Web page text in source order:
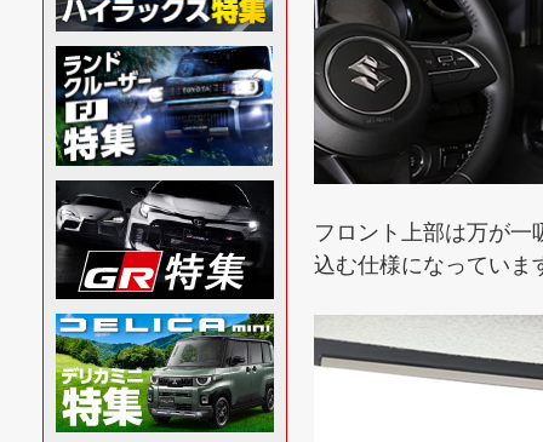
フロント上部は万が一
込む仕様になっていま